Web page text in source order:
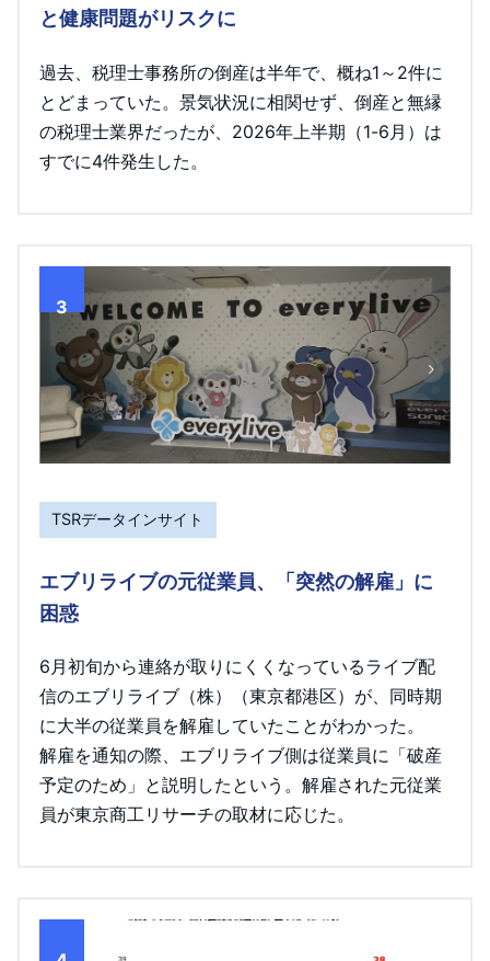
と健康問題がリスクに
過去、税理士事務所の倒産は半年で、概ね1～2件に
とどまっていた。景気状況に相関せず、倒産と無縁
の税理士業界だったが、2026年上半期（1-6月）は
すでに4件発生した。
3
TSRデータインサイト
エブリライブの元従業員、「突然の解雇」に
困惑
6月初旬から連絡が取りにくくなっているライブ配
信のエブリライブ（株）（東京都港区）が、同時期
に大半の従業員を解雇していたことがわかった。
解雇を通知の際、エブリライブ側は従業員に「破産
予定のため」と説明したという。解雇された元従業
員が東京商工リサーチの取材に応じた。